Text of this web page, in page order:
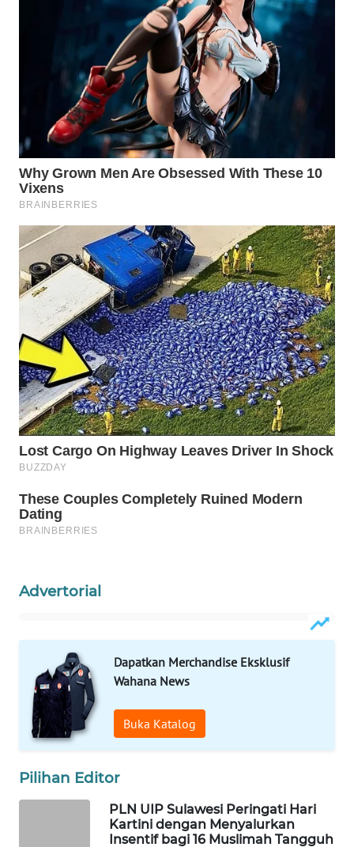
Advertorial
Dapatkan Merchandise Eksklusif
Wahana News
Buka Katalog
Pilihan Editor
PLN UIP Sulawesi Peringati Hari
Kartini dengan Menyalurkan
Insentif bagi 16 Muslimah Tangguh
WAHANA
INFRASTRUKTUR
WAHANA
KONSUMEN
WAHANA
LISTRIK
WAHANA
TRAVEL
WAHANA
TV
WAHANANEWS
WAHANANEWS
CO ID
WAHANANEWS
WAHANA
WAHANA
SELEB
WAHANA
PERSONA
OTOMOTIF